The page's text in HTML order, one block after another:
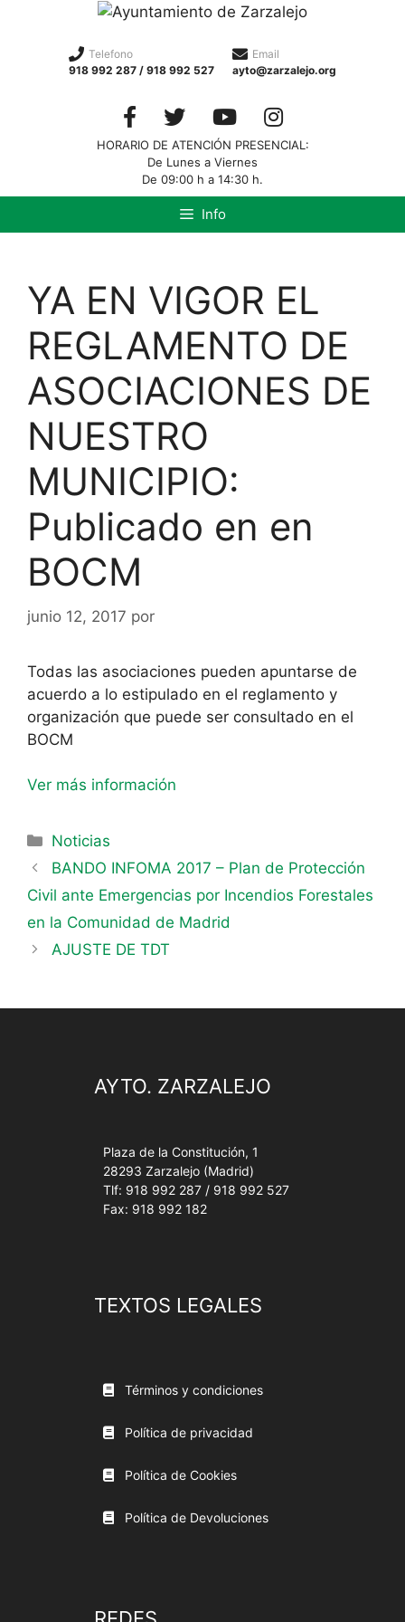
contenido
Telefono
918 992 287 / 918 992 527
Email
ayto@zarzalejo.org
HORARIO DE ATENCIÓN PRESENCIAL:
De Lunes a Viernes
De 09:00 h a 14:30 h.
Info
YA EN VIGOR EL
REGLAMENTO DE
ASOCIACIONES DE
NUESTRO
MUNICIPIO:
Publicado en en
BOCM
junio 12, 2017 por
Todas las asociaciones pueden apuntarse de
acuerdo a lo estipulado en el reglamento y
organización que puede ser consultado en el
BOCM
Ver más información
Categorías
Noticias
BANDO INFOMA 2017 – Plan de Protección
Civil ante Emergencias por Incendios Forestales
en la Comunidad de Madrid
AJUSTE DE TDT
AYTO. ZARZALEJO
Plaza de la Constitución, 1
28293 Zarzalejo (Madrid)
Tlf: 918 992 287 / 918 992 527
Fax: 918 992 182
TEXTOS LEGALES
Términos y condiciones
Política de privacidad
Política de Cookies
Política de Devoluciones